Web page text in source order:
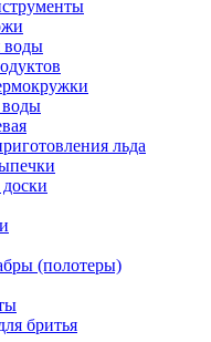
воды
воды
льда
(полотеры)
бритья